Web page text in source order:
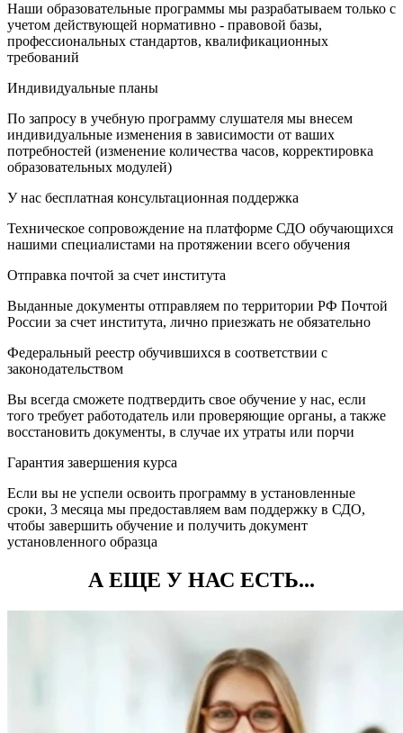
Наши образовательные программы мы разрабатываем только с
учетом действующей нормативно - правовой базы,
профессиональных стандартов, квалификационных
требований
Индивидуальные планы
По запросу в учебную программу слушателя мы внесем
индивидуальные изменения в зависимости от ваших
потребностей (изменение количества часов, корректировка
образовательных модулей)
У нас бесплатная консультационная поддержка
Техническое сопровождение на платформе СДО обучающихся
нашими специалистами на протяжении всего обучения
Отправка почтой за счет института
Выданные документы отправляем по территории РФ Почтой
России за счет института, лично приезжать не обязательно
Федеральный реестр обучившихся в соответствии с
законодательством
Вы всегда сможете подтвердить свое обучение у нас, если
того требует работодатель или проверяющие органы, а также
восстановить документы, в случае их утраты или порчи
Гарантия завершения курса
Если вы не успели освоить программу в установленные
сроки, 3 месяца мы предоставляем вам поддержку в СДО,
чтобы завершить обучение и получить документ
установленного образца
А ЕЩЕ У НАС ЕСТЬ...